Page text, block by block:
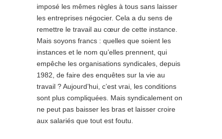
imposé les mêmes règles à tous sans laisser
les entreprises négocier. Cela a du sens de
remettre le travail au cœur de cette instance.
Mais soyons francs : quelles que soient les
instances et le nom qu’elles prennent, qui
empêche les organisations syndicales, depuis
1982, de faire des enquêtes sur la vie au
travail ? Aujourd’hui, c’est vrai, les conditions
sont plus compliquées. Mais syndicalement on
ne peut pas baisser les bras et laisser croire
aux salariés que tout est foutu.